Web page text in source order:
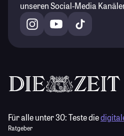
unseren Social-Media
Für alle unter 30:Teste die
Ratgeber